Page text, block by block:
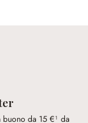
da 15 €¹ da